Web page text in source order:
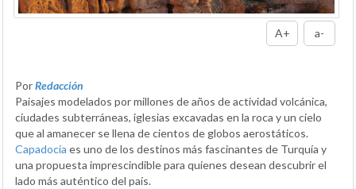
A+ a-
PorRedacción
Paisajes modelados por millones de años de actividad volcánica,
ciudades subterráneas, iglesias excavadas en la roca y un cielo
que al amanecer se llena de cientos de globos aerostáticos.
Capadocia es uno de los destinos más fascinantes de Turquía y
una propuesta imprescindible para quienes desean descubrir el
lado más auténtico del país.